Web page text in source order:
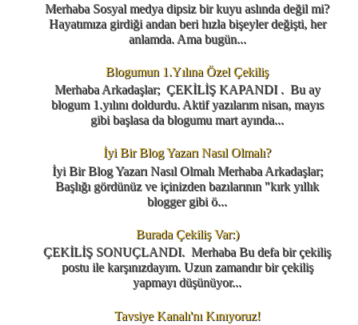
Merhaba Sosyal medya dipsiz bir kuyu aslında değil mi?
Hayatımıza girdiği andan beri hızla bişeyler değişti, her
anlamda. Ama bugün...
Blogumun 1.Yılına Özel Çekiliş
Merhaba Arkadaşlar; ÇEKİLİŞ KAPANDI . Bu ay
blogum 1.yılını doldurdu. Aktif yazılarım nisan, mayıs
gibi başlasa da blogumu mart ayında...
İyi Bir Blog Yazarı Nasıl Olmalı?
İyi Bir Blog Yazarı Nasıl Olmalı Merhaba Arkadaşlar;
Başlığı gördünüz ve içinizden bazılarının "kırk yıllık
blogger gibi ö...
Burada Çekiliş Var:)
ÇEKİLİŞ SONUÇLANDI. Merhaba Bu defa bir çekiliş
postu ile karşınızdayım. Uzun zamandır bir çekiliş
yapmayı düşünüyor...
Tavsiye Kanalı'nı Kınıyoruz!